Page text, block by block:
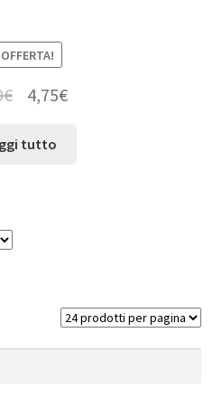
€ 4,75€
tutto